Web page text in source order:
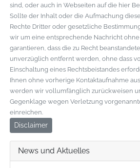
sind, oder auch in Webseiten auf die hier
Sollte der Inhalt oder die Aufmachung
Rechte Dritter oder gesetzliche
wir um eine entsprechende Nachricht
garantieren, dass die zu Recht
unverzüglich entfernt werden, ohne dass
Einschaltung eines Rechtsbeistandes
Ihnen ohne vorherige Kontaktaufnahme
werden wir vollumfänglich zurückweisen
Gegenklage wegen Verletzung
einreichen.
Disclaimer
News und Aktuelles